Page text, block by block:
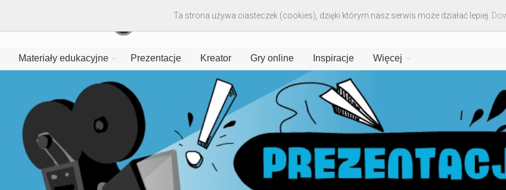
Materiały edukacyjne Prezentacje Kreator Gry online Inspiracje Więcej
Ta strona używa ciasteczek (cookies), dzięki którym nasz serwis może działać lepiej.